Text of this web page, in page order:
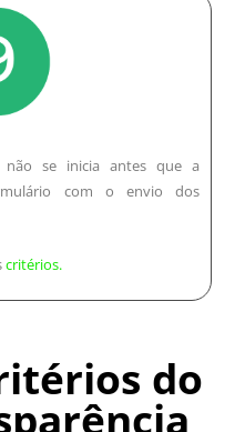
não se inicia antes que a
com o envio dos
critérios.
do